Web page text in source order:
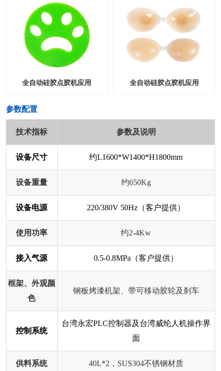
全自动硅胶点胶机应用 全自动硅胶点胶机应用
​参数配置
技术指标 参数及说明
设备尺寸 约L1600*W1400*H1800mm
设备重量 约650Kg
设备电源 220/380V 50Hz（客户提供）
使用功率 约2-4Kw
接入气源 0.5-0.8MPa（客户提供）
框架、外观颜
色
钢板烤漆机架、带可移动胶轮及刹车
控制系统
台湾永宏PLC控制器及台湾威纶人机操作界
面
供料系统 40L*2，SUS304不锈钢材质